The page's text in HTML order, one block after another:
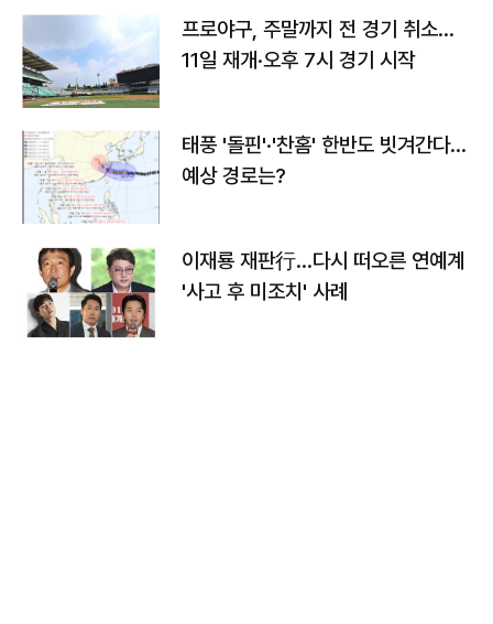
프로야구, 주말까지 전 경기 취소…
11일 재개·오후 7시 경기 시작
태풍 '돌핀'·'찬홈' 한반도 빗겨간다…
예상 경로는?
이재룡 재판行…다시 떠오른 연예계
'사고 후 미조치' 사례